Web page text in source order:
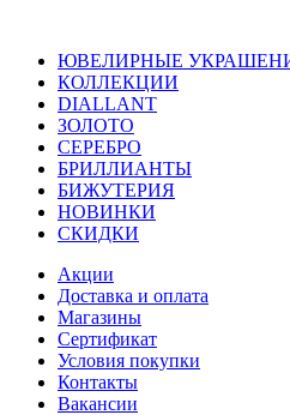
ЮВЕЛИРНЫЕ
КОЛЛЕКЦИИ
DIALLANT
ЗОЛОТО
СЕРЕБРО
БРИЛЛИАНТЫ
БИЖУТЕРИЯ
НОВИНКИ
СКИДКИ
Акции
Доставка и оплата
Магазины
Сертификат
Условия покупки
Контакты
Вакансии